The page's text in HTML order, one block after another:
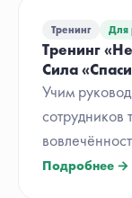
Тренинг Для
Тренинг
Сила
Учим
сотрудников
Подробнее →